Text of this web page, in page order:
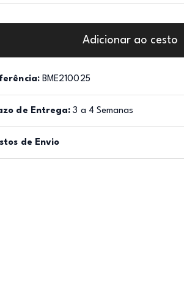
Adicionar ao cesto
BME210025
de Entrega: 3 a 4 Semanas
de Envio